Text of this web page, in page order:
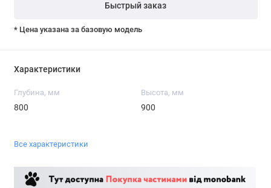
Быстрый заказ
* Цена указана за базовую модель
Характеристики
Глубина, мм
800
Высота, мм
900
Все характеристики